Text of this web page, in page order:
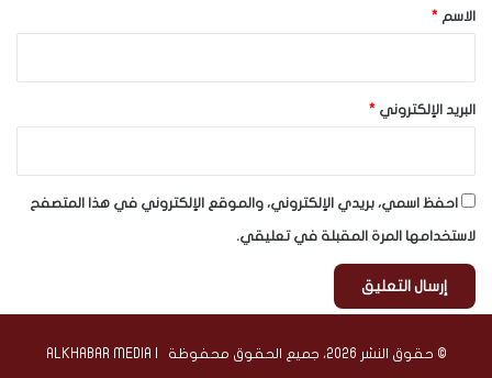
*الاسم *
البريد الإلكتروني *
احفظ اسمي، بريدي الإلكتروني، والموقع الإلكتروني في هذا المتصفح
لاستخدامها المرة المقبلة في تعليقي.
© حقوق النشر 2026، جميع الحقوق محفوظة | ALKHABAR MEDIA